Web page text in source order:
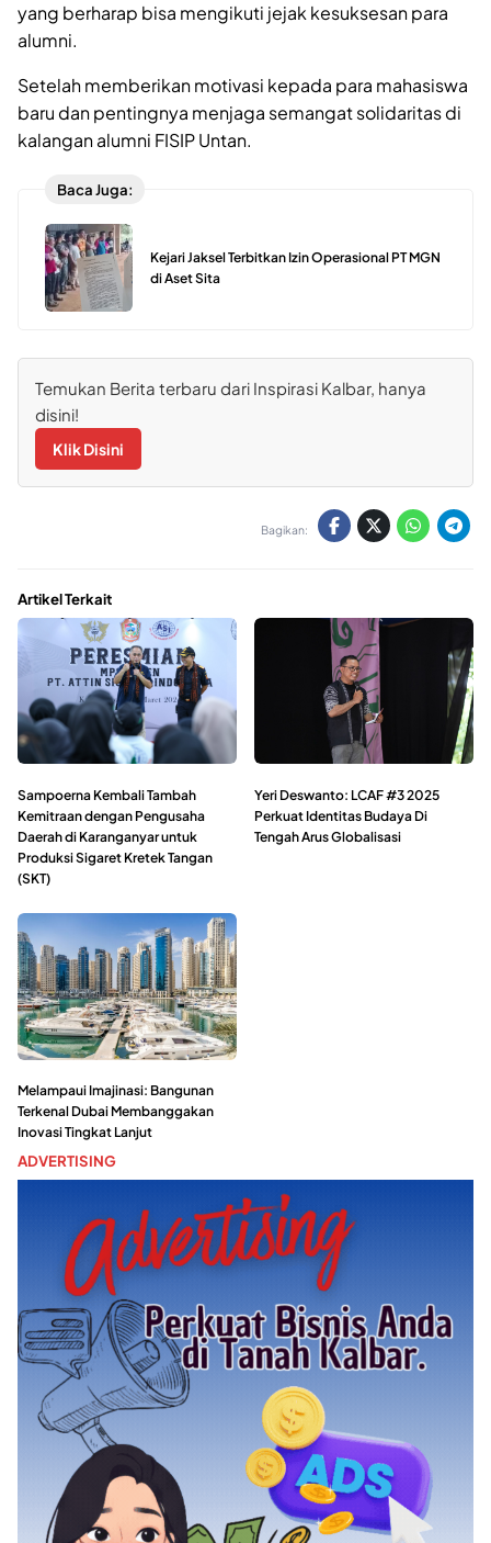
yang berharap bisa mengikuti jejak kesuksesan para
alumni.
Setelah memberikan motivasi kepada para mahasiswa
baru dan pentingnya menjaga semangat solidaritas di
kalangan alumni FISIP Untan.
Baca Juga:
Kejari Jaksel Terbitkan Izin Operasional PT MGN
di Aset Sita
Temukan Berita terbaru dari Inspirasi Kalbar, hanya
disini!
Klik Disini
Bagikan:
Artikel Terkait
Sampoerna Kembali Tambah
Kemitraan dengan Pengusaha
Daerah di Karanganyar untuk
Produksi Sigaret Kretek Tangan
(SKT)
Yeri Deswanto: LCAF #3 2025
Perkuat Identitas Budaya Di
Tengah Arus Globalisasi
Melampaui Imajinasi: Bangunan
Terkenal Dubai Membanggakan
Inovasi Tingkat Lanjut
ADVERTISING